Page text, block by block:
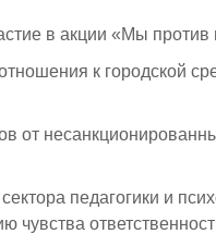
в акции «Мы
к городской
от
педагогики и
чувства